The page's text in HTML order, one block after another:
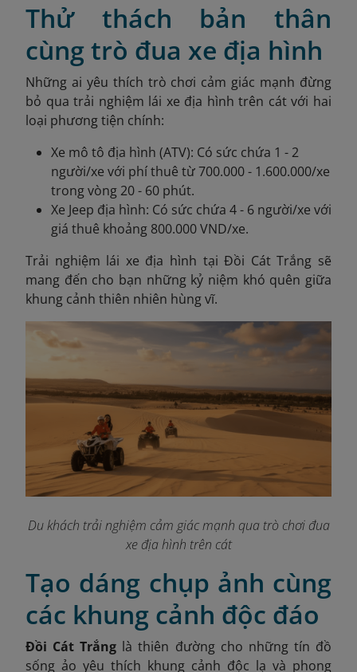
Thử thách bản thân
cùng trò đua xe địa hình
Những ai yêu thích trò chơi cảm giác mạnh đừng
bỏ qua trải nghiệm lái xe địa hình trên cát với hai
loại phương tiện chính:
Xe mô tô địa hình (ATV): Có sức chứa 1 - 2
người/xe với phí thuê từ 700.000 - 1.600.000/xe
trong vòng 20 - 60 phút.
Xe Jeep địa hình: Có sức chứa 4 - 6 người/xe với
giá thuê khoảng 800.000 VND/xe.
Trải nghiệm lái xe địa hình tại Đồi Cát Trắng sẽ
mang đến cho bạn những kỷ niệm khó quên giữa
khung cảnh thiên nhiên hùng vĩ.
Du khách trải nghiệm cảm giác mạnh qua trò chơi đua
xe địa hình trên cát
Tạo dáng chụp ảnh cùng
các khung cảnh độc đáo
Đồi Cát Trắng là thiên đường cho những tín đồ
sống ảo yêu thích khung cảnh độc lạ và phong